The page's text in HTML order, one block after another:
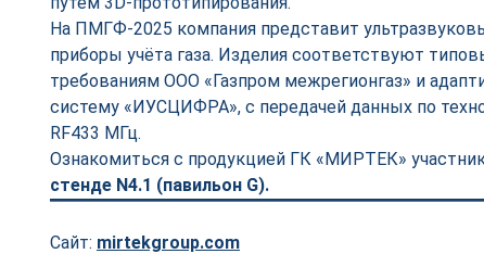
На ПМГФ-2025 компания представит
приборы учёта газа. Изделия соответствуют
требованиям ООО «Газпром межрегионгаз» и
систему «ИУСЦИФРА», с передачей данных по
RF433 МГц.
Ознакомиться с продукцией ГК «МИРТЕК»
стенде N4.1 (павильон G).
Сайт: mirtekgroup.com